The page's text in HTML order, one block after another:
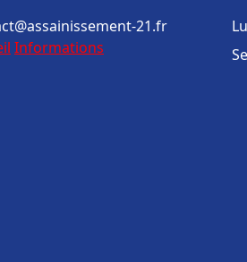
21.fr
Informations